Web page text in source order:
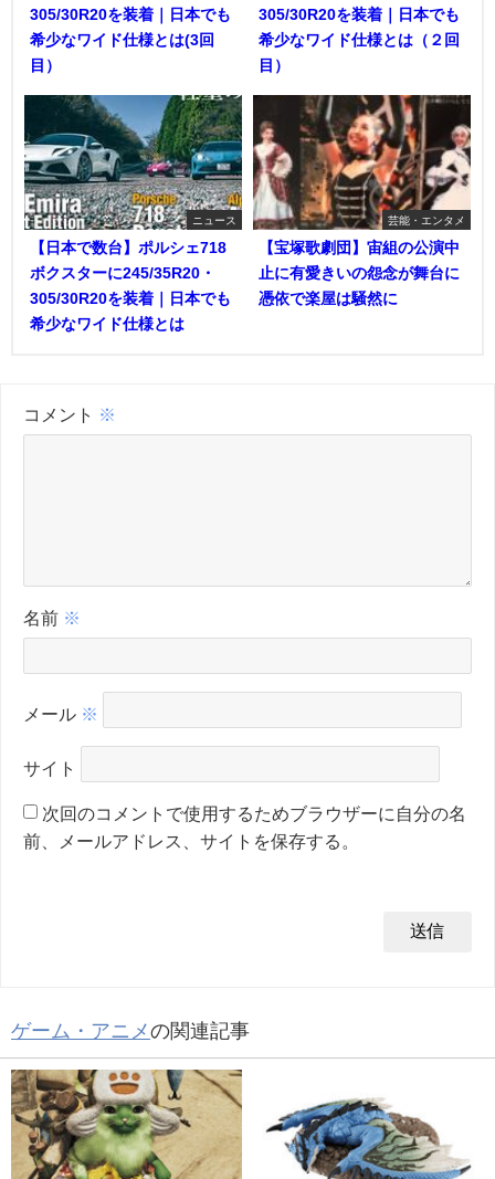
305/30R20を装着｜日本でも
希少なワイド仕様とは(3回
目）
305/30R20を装着｜日本でも
希少なワイド仕様とは（２回
目）
ニュース
【日本で数台】ポルシェ718
ボクスターに245/35R20・
305/30R20を装着｜日本でも
希少なワイド仕様とは
芸能・エンタメ
【宝塚歌劇団】宙組の公演中
止に有愛きいの怨念が舞台に
憑依で楽屋は騒然に
コメント ※
名前 ※
メール ※
サイト
次回のコメントで使用するためブラウザーに自分の名
前、メールアドレス、サイトを保存する。
ゲーム・アニメの関連記事